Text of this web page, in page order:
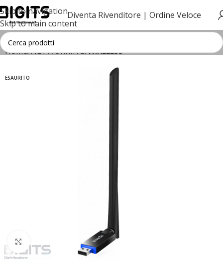
Skip to navigation
Skip to main content
Diventa Rivenditore | Ordine Veloce
Home NETWORKING WIRELESS
ESAURITO
Clicca per ingrandire